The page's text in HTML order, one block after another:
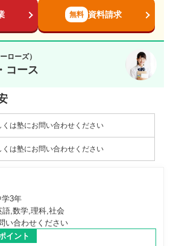
無料 資料請求
ローズ）
コース
くは塾にお問い合わせください
くは塾にお問い合わせください
学3年
語,数学,理科,社会
い合わせください
イント